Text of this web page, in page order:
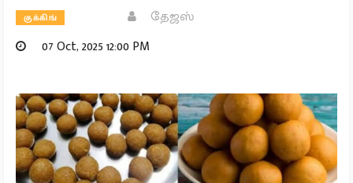
குக்கிங்
தேஜஸ்
07 Oct, 2025 12:00 PM